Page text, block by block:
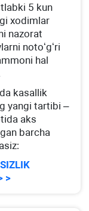
5 kun
хodimlar
nazorat
notoʻgʻri
hal
kasallik
yangi tartibi –
aks
barcha
>